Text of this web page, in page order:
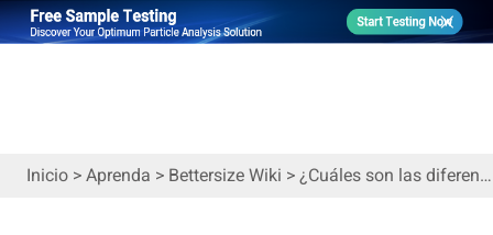
Inicio >Aprenda > Bettersize Wiki >¿Cuáles son las diferencias entre los resultados obtenidos mediante análisis de imagen y los del análisis de tamaño de partículas por difracción láser?